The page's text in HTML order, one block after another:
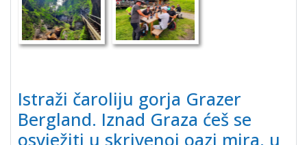
Istraži čaroliju gorja Grazer
Bergland. Iznad Graza ćeš se
osvježiti u skrivenoj oazi mira, u